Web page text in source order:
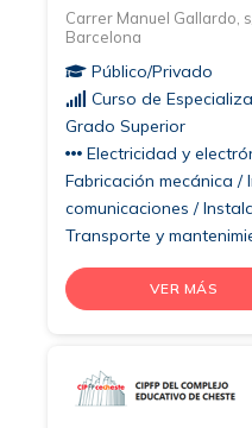
Carrer Manuel Gallardo,
Barcelona
Público/Privado
Curso de
Grado Superior
Electricidad y
Fabricación mecánica /
comunicaciones /
Transporte y
VER MÁS